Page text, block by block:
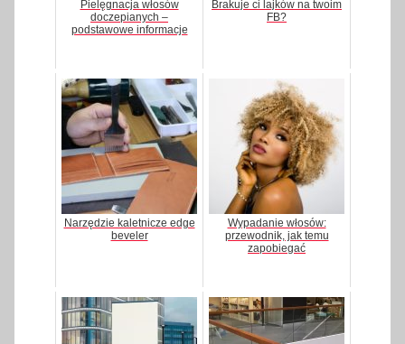
Pielęgnacja włosów
doczepianych –
podstawowe informacje
Brakuje ci lajków na twoim
FB?
Narzędzie kaletnicze edge
beveler
Wypadanie włosów:
przewodnik, jak temu
zapobiegać